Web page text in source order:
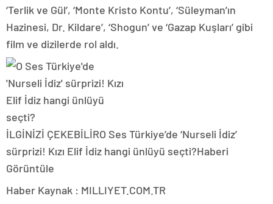
‘Terlik ve Gül’, ‘Monte Kristo Kontu’, ‘Süleyman’ın
Hazinesi, Dr. Kildare’, ‘Shogun’ ve ‘Gazap Kuşları’ gibi
film ve dizilerde rol aldı.
İLGİNİZİ ÇEKEBİLİRO Ses Türkiye’de ‘Nurseli İdiz’
sürprizi! Kızı Elif İdiz hangi ünlüyü seçti?Haberi
Görüntüle
Haber Kaynak : MILLIYET.COM.TR